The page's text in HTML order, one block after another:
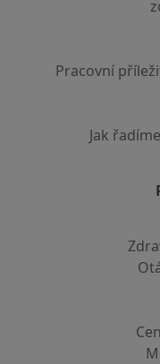
Pracovní
Jak